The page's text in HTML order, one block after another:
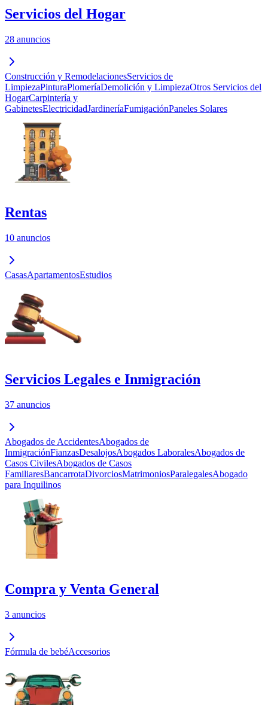
Servicios del Hogar
28 anuncios
Construcción y RemodelacionesServicios de
LimpiezaPinturaPlomeríaDemolición y LimpiezaOtros Servicios del
HogarCarpintería y
GabinetesElectricidadJardineríaFumigaciónPaneles Solares
Rentas
10 anuncios
CasasApartamentosEstudios
Servicios Legales e Inmigración
37 anuncios
Abogados de AccidentesAbogados de
InmigraciónFianzasDesalojosAbogados LaboralesAbogados de
Casos CivilesAbogados de Casos
FamiliaresBancarrotaDivorciosMatrimoniosParalegalesAbogado
para Inquilinos
Compra y Venta General
3 anuncios
Fórmula de bebéAccesorios